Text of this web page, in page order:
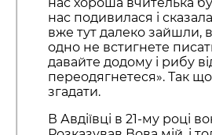
нас подивилася і
вже тут далеко зайшли,
одно не встигнете
давайте додому і рибу
переодягнетеся». Так
згадати.
В Авдіївці в 21-му році